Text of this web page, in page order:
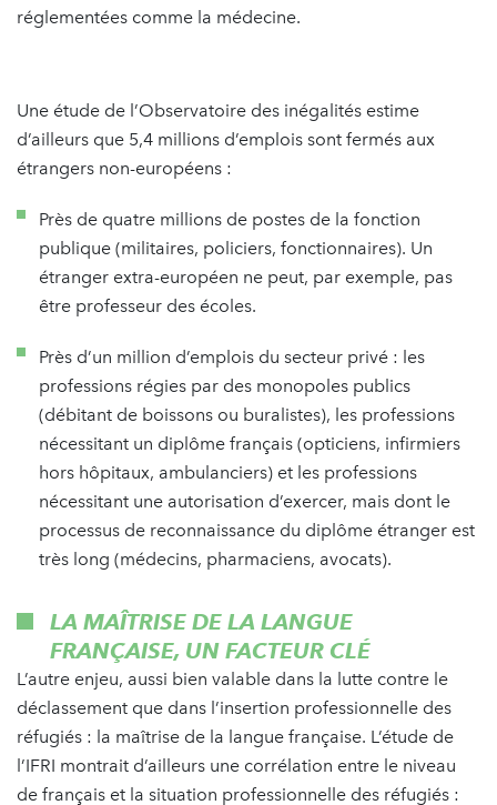
réglementées comme la médecine.
Une étude de l’Observatoire des inégalités estime
d’ailleurs que 5,4 millions d’emplois sont fermés aux
étrangers non-européens :
Près de quatre millions de postes de la fonction
publique (militaires, policiers, fonctionnaires). Un
étranger extra-européen ne peut, par exemple, pas
être professeur des écoles.
Près d’un million d’emplois du secteur privé : les
professions régies par des monopoles publics
(débitant de boissons ou buralistes), les professions
nécessitant un diplôme français (opticiens, infirmiers
hors hôpitaux, ambulanciers) et les professions
nécessitant une autorisation d’exercer, mais dont le
processus de reconnaissance du diplôme étranger est
très long (médecins, pharmaciens, avocats).
LA MAÎTRISE DE LA LANGUE
FRANÇAISE, UN FACTEUR CLÉ
L’autre enjeu, aussi bien valable dans la lutte contre le
déclassement que dans l’insertion professionnelle des
réfugiés : la maîtrise de la langue française. L’étude de
l’IFRI montrait d’ailleurs une corrélation entre le niveau
de français et la situation professionnelle des réfugiés :